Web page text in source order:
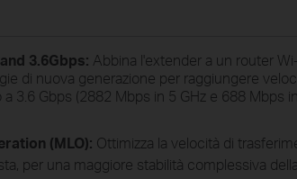
3.6Gbps: Abbina l'extender a un router
di nuova generazione per raggiungere
3.6 Gbps (2882 Mbps in 5 GHz e 688 Mbps
(MLO): Ottimizza la velocità di
per una maggiore stabilità complessiva